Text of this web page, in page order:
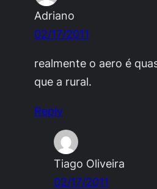
Adriano
02/17/2011
realmente o aero é
que a rural.
Reply
Tiago Oliveira
02/17/2011